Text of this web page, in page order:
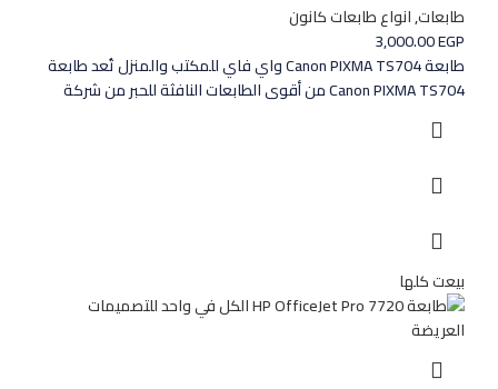
طابعات,انواع طابعات كانون
3,000.00EGP
طابعة Canon PIXMA TS704 واي فاي للمكتب والمنزل تُعد طابعة
Canon PIXMA TS704 من أقوى الطابعات النافثة للحبر من شركة
بيعت كلها